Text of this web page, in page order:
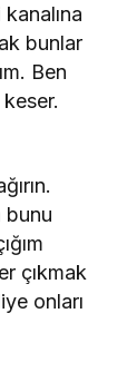
bunlar
Ben
bunu
çıkmak
onları